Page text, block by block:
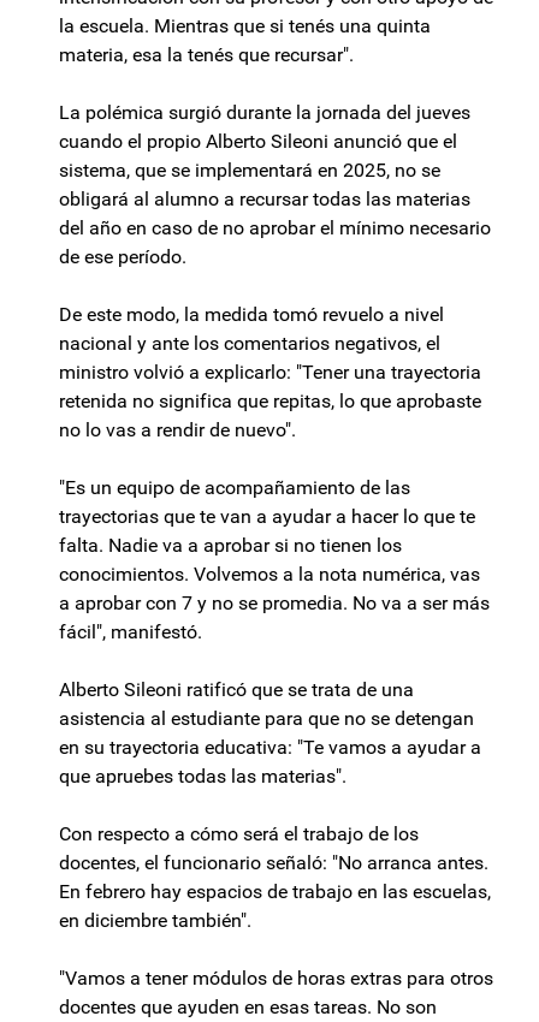
la escuela. Mientras que si tenés una quinta
materia, esa la tenés que recursar".
La polémica surgió durante la jornada del jueves
cuando el propio Alberto Sileoni anunció que el
sistema, que se implementará en 2025, no se
obligará al alumno a recursar todas las materias
del año en caso de no aprobar el mínimo necesario
de ese período.
De este modo, la medida tomó revuelo a nivel
nacional y ante los comentarios negativos, el
ministro volvió a explicarlo: "Tener una trayectoria
retenida no significa que repitas, lo que aprobaste
no lo vas a rendir de nuevo".
"Es un equipo de acompañamiento de las
trayectorias que te van a ayudar a hacer lo que te
falta. Nadie va a aprobar si no tienen los
conocimientos. Volvemos a la nota numérica, vas
a aprobar con 7 y no se promedia. No va a ser más
fácil", manifestó.
Alberto Sileoni ratificó que se trata de una
asistencia al estudiante para que no se detengan
en su trayectoria educativa: "Te vamos a ayudar a
que apruebes todas las materias".
Con respecto a cómo será el trabajo de los
docentes, el funcionario señaló: "No arranca antes.
En febrero hay espacios de trabajo en las escuelas,
en diciembre también".
"Vamos a tener módulos de horas extras para otros
docentes que ayuden en esas tareas. No son